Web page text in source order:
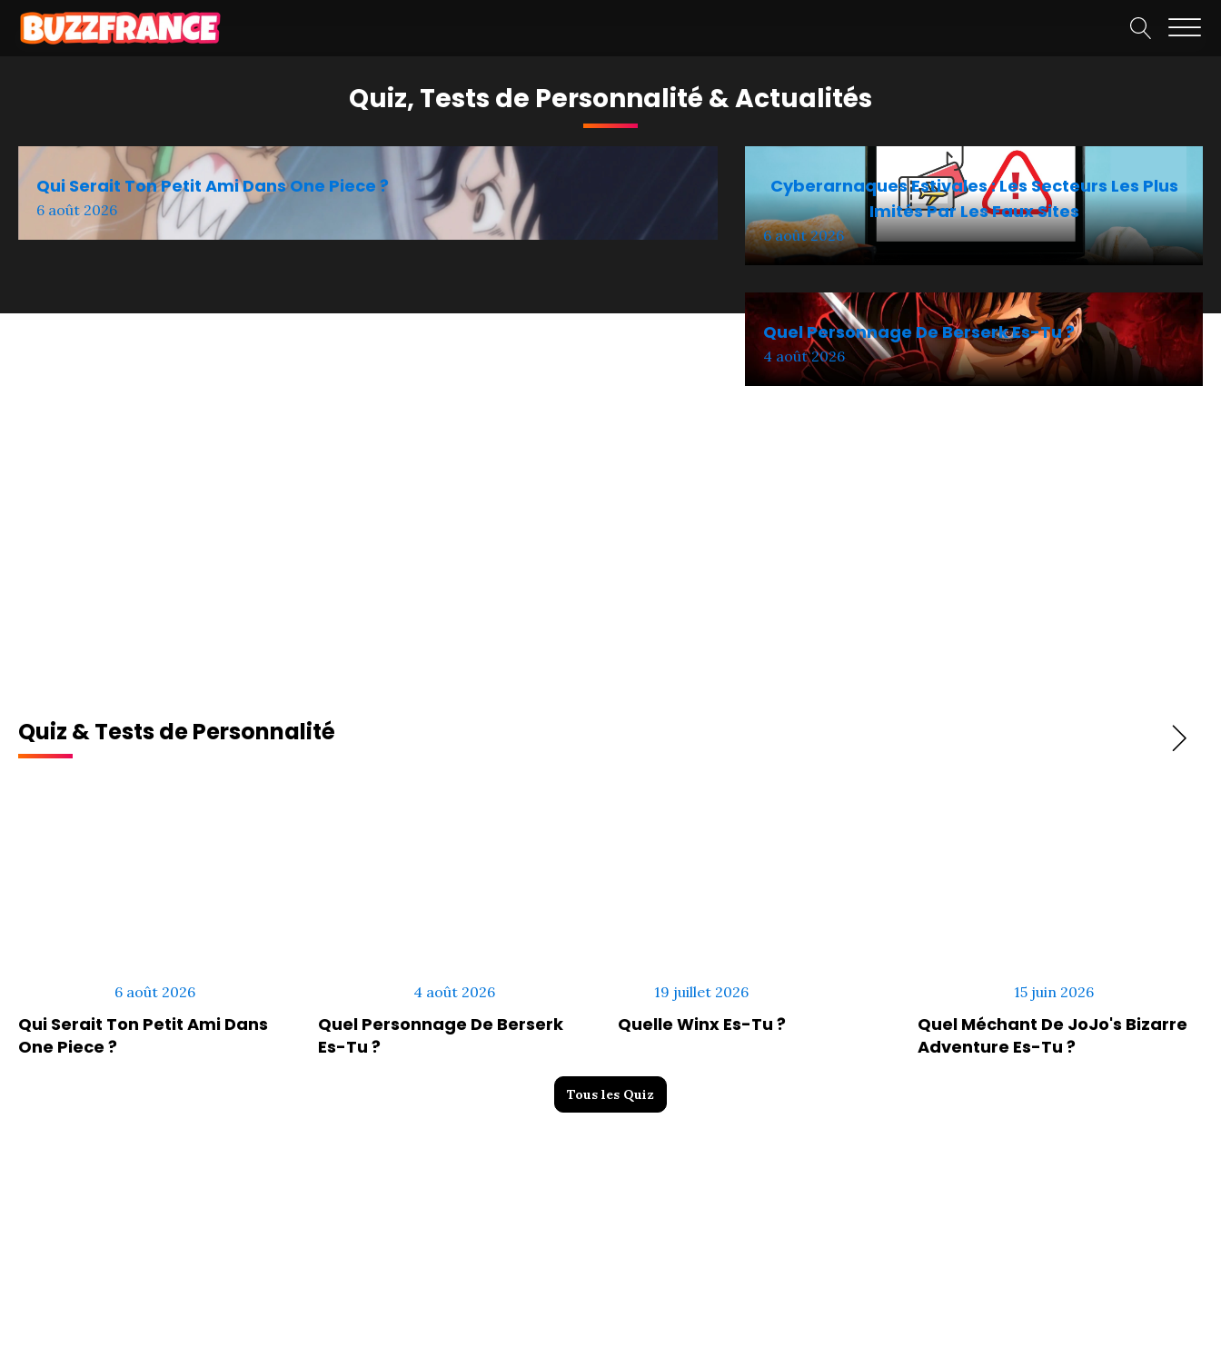
Quiz, Tests de Personnalité & Actualités
Qui Serait Ton Petit Ami Dans One Piece ?
6 août 2026
Cyberarnaques Estivales : Les Secteurs Les Plus
Imités Par Les Faux Sites
6 août 2026
Quel Personnage De Berserk Es-Tu ?
4 août 2026
Quiz & Tests de Personnalité
6 août 2026
Qui Serait Ton Petit Ami Dans
One Piece ?
4 août 2026
Quel Personnage De Berserk
Es-Tu ?
19 juillet 2026
Quelle Winx Es-Tu ?
15 juin 2026
Quel Méchant De JoJo's Bizarre
Adventure Es-Tu ?
Tous les Quiz